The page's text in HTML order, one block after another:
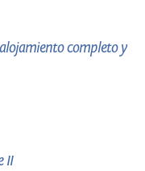
alojamiento completo y
II